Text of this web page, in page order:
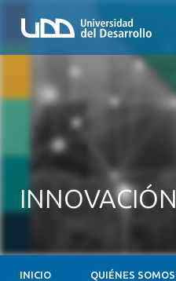
INNOVACIÓN
INICIO QUIÉNES SOMOS